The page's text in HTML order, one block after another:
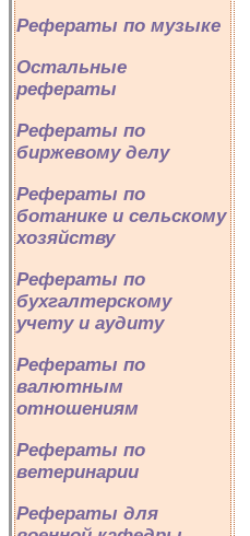
Рефераты по музыке
Остальные
рефераты
Рефераты по
биржевому делу
Рефераты по
ботанике и сельскому
хозяйству
Рефераты по
бухгалтерскому
учету и аудиту
Рефераты по
валютным
отношениям
Рефераты по
ветеринарии
Рефераты для